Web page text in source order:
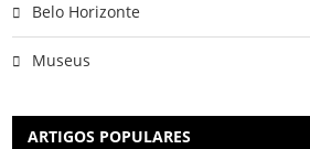
Belo Horizonte
Museus
ARTIGOS POPULARES